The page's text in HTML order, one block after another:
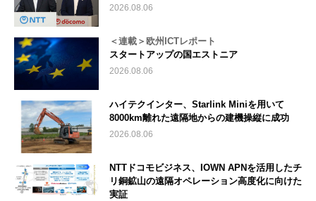
2026.08.06
＜連載＞欧州ICTレポート
スタートアップの国エストニア
2026.08.06
ハイテクインター、Starlink Miniを用いて
8000km離れた遠隔地からの建機操縦に成功
2026.08.06
NTTドコモビジネス、IOWN APNを活用したチ
リ銅鉱山の遠隔オペレーション高度化に向けた
実証